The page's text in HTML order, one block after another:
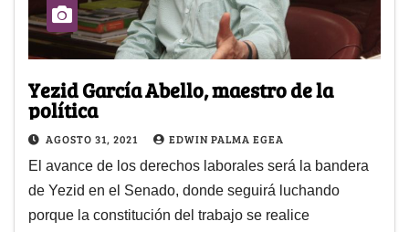
Yezid García Abello, maestro de la
política
AGOSTO 31, 2021 EDWIN PALMA EGEA
El avance de los derechos laborales será la bandera
de Yezid en el Senado, donde seguirá luchando
porque la constitución del trabajo se realice